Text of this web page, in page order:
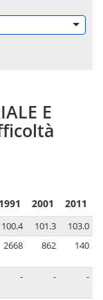
E
1991 2001 2011
100.4 101.3
103.0
2668 862 140
- - -